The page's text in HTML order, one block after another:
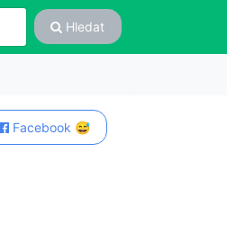
Hledat
Facebook 😅